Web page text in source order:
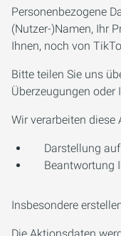
Personenbezogene
(Nutzer-)Namen, Ihr
Ihnen, noch von
Bitte teilen Sie uns
Überzeugungen oder
Wir verarbeiten
Darstellung
Beantwortung
Insbesondere